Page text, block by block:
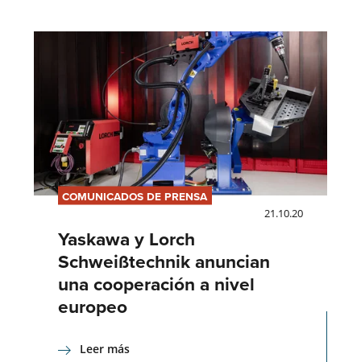
COMUNICADOS DE PRENSA
21.10.20
Yaskawa y Lorch
Schweißtechnik anuncian
una cooperación a nivel
europeo
Leer más